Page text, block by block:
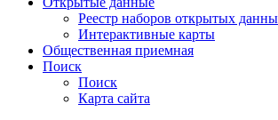
Реестр наборов открытых
Интерактивные карты
Общественная приемная
Поиск
Поиск
Карта сайта